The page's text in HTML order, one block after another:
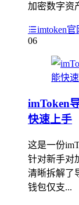
加密数字资
imtoken
06
imToken
快速上手
这是一份
针对新手对
清晰拆解了
钱包仅支...